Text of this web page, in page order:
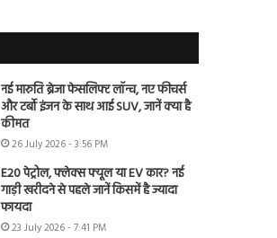
नई मारुति ब्रेजा फेसलिफ्ट लॉन्च, नए फीचर्स
और टर्बो इंजन के साथ आई SUV, जानें क्या है
कीमत
26 July 2026 - 3:56 PM
E20 पेट्रोल, फ्लेक्स फ्यूल या EV कार? नई
गाड़ी खरीदने से पहले जानें किसमें है ज्यादा
फायदा
23 July 2026 - 7:41 PM